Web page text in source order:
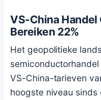
VS-China
Bereiken 22%
Het geopolitieke
VS-China-tarieven
hoogste niveau sinds